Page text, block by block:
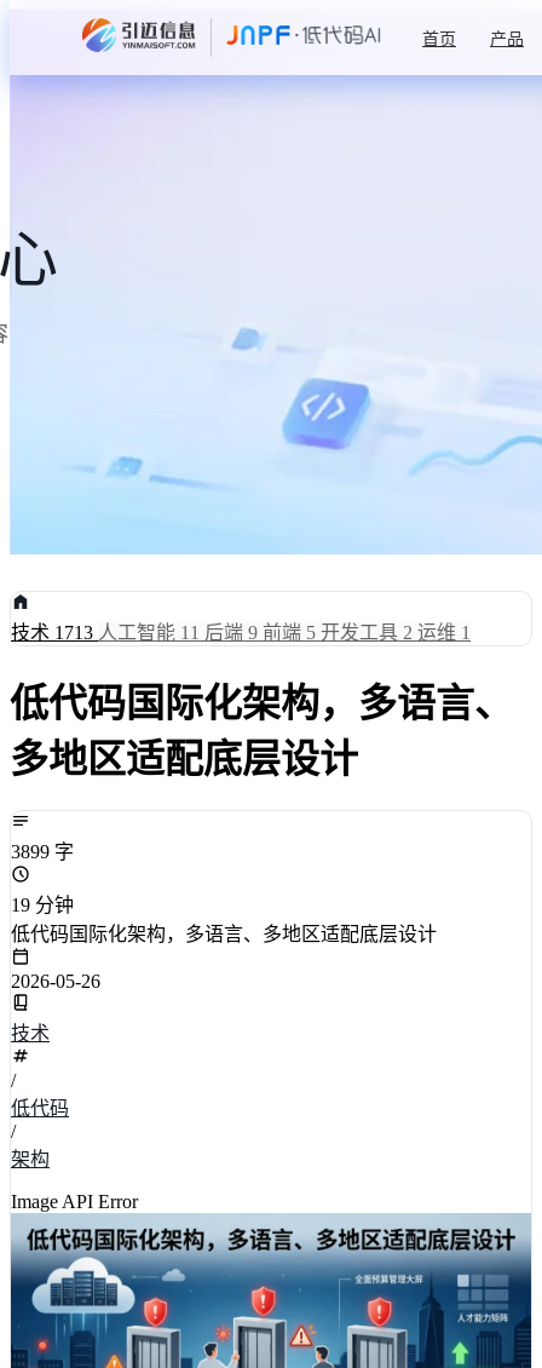
首页 产品
技术 1713 人工智能 11 后端 9 前端 5 开发工具 2 运维 1
低代码国际化架构，多语言、
多地区适配底层设计
3899 字
19 分钟
低代码国际化架构，多语言、多地区适配底层设计
2026-05-26
技术
/
低代码
/
架构
Image API Error